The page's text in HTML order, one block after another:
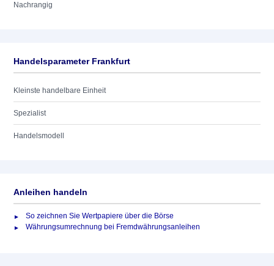
Nachrangig
Handelsparameter Frankfurt
Kleinste handelbare Einheit
Spezialist
Handelsmodell
Anleihen handeln
So zeichnen Sie Wertpapiere über die Börse
Währungsumrechnung bei Fremdwährungsanleihen